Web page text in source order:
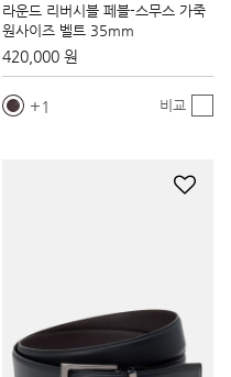
라운드 리버시블 페블-스무스 가죽
원사이즈 벨트 35mm
420,000 원
1 비교